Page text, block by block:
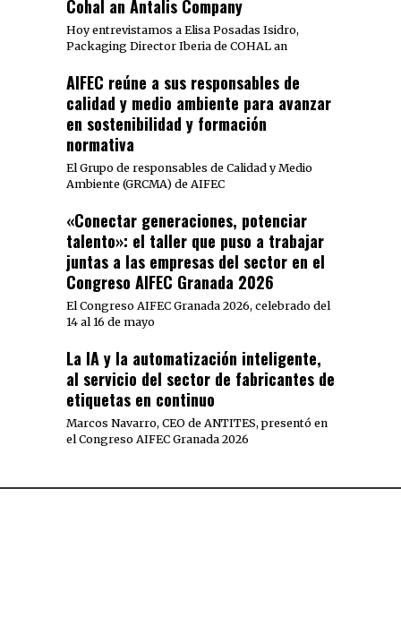
Cohal an Antalis Company
Hoy entrevistamos a Elisa Posadas Isidro,
Packaging Director Iberia de COHAL an
AIFEC reúne a sus responsables de
calidad y medio ambiente para avanzar
en sostenibilidad y formación
normativa
El Grupo de responsables de Calidad y Medio
Ambiente (GRCMA) de AIFEC
«Conectar generaciones, potenciar
talento»: el taller que puso a trabajar
juntas a las empresas del sector en el
Congreso AIFEC Granada 2026
El Congreso AIFEC Granada 2026, celebrado del
14 al 16 de mayo
La IA y la automatización inteligente,
al servicio del sector de fabricantes de
etiquetas en continuo
Marcos Navarro, CEO de ANTITES, presentó en
el Congreso AIFEC Granada 2026